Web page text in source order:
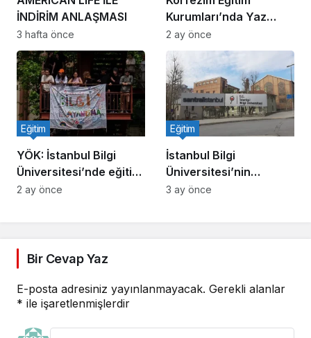
İNDİRİM ANLAŞMASI
3 hafta önce
Kurumları’nda Yaz
Coşkusu
2 ay önce
YÖK: İstanbul Bilgi
Üniversitesi’nde eğitim
kesintisiz sürecek
Eğitim
2 ay önce
İstanbul Bilgi
Üniversitesi’nin
faaliyet izni kaldırıldı!
Eğitim
3 ay önce
Bir Cevap Yaz
E-posta adresiniz yayınlanmayacak. Gerekli alanlar
* ile işaretlenmişlerdir